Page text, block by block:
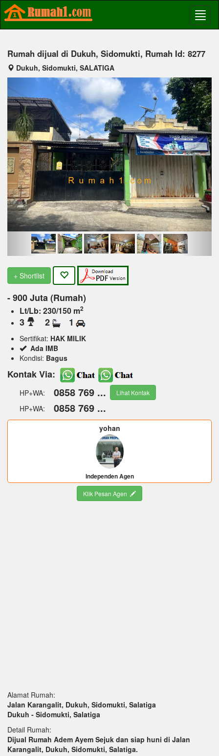
Rumah dijual di Dukuh, Sidomukti, Rumah Id: 8277
Dukuh, Sidomukti, SALATIGA
Previous Next
+ Shortlist
- 900 Juta (Rumah)
Lt/Lb: 230/150 m2
3 2 1
Sertifikat: HAK MILIK
Ada IMB
Kondisi: Bagus
Kontak Via:
HP+WA: 0858 769 ... Lihat Kontak
HP+WA: 0858 769 ...
yohan
Independen Agen
Klik Pesan Agen
Alamat Rumah:
Jalan Karangalit, Dukuh, Sidomukti, Salatiga
Dukuh - Sidomukti, Salatiga
Detail Rumah:
Dijual Rumah Adem Ayem Sejuk dan siap huni di Jalan
Karangalit, Dukuh, Sidomukti, Salatiga.